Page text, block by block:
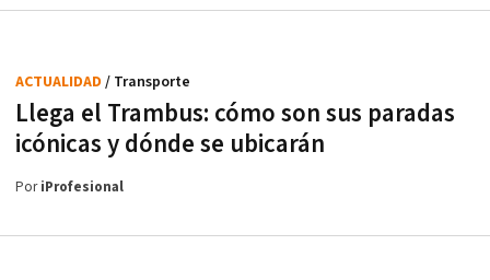
Llega el Trambus: cómo son sus paradas
icónicas y dónde se ubicarán
ACTUALIDAD / Transporte
PoriProfesional